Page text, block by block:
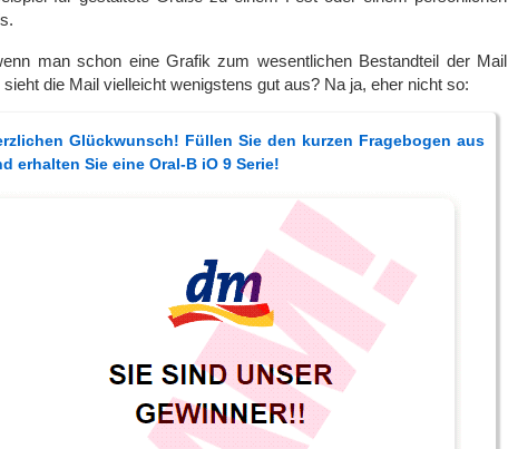
man schon eine Grafik zum wesentlichen Bestandteil der Mail
sieht die Mail vielleicht wenigstens gut aus? Na ja, eher nicht so:
Glückwunsch! Füllen Sie den kurzen Fragebogen aus
erhalten Sie eine Oral-B iO 9 Serie!